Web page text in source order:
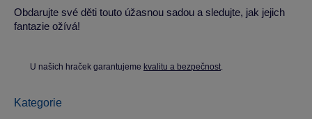
Obdarujte své děti touto úžasnou sadou a sledujte, jak jejich
fantazie ožívá!
U našich hraček garantujeme kvalitu a bezpečnost.
Kategorie